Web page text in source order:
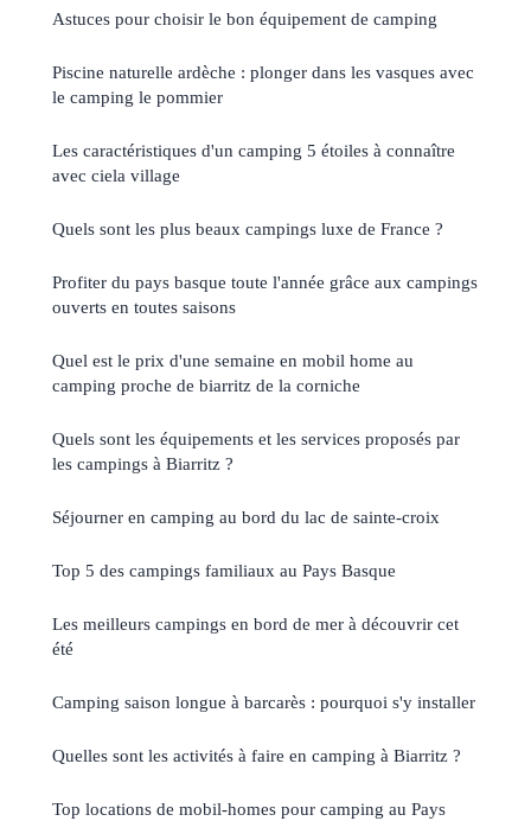
Astuces pour choisir le bon équipement de camping
Piscine naturelle ardèche : plonger dans les vasques avec
le camping le pommier
Les caractéristiques d'un camping 5 étoiles à connaître
avec ciela village
Quels sont les plus beaux campings luxe de France ?
Profiter du pays basque toute l'année grâce aux campings
ouverts en toutes saisons
Quel est le prix d'une semaine en mobil home au
camping proche de biarritz de la corniche
Quels sont les équipements et les services proposés par
les campings à Biarritz ?
Séjourner en camping au bord du lac de sainte-croix
Top 5 des campings familiaux au Pays Basque
Les meilleurs campings en bord de mer à découvrir cet
été
Camping saison longue à barcarès : pourquoi s'y installer
Quelles sont les activités à faire en camping à Biarritz ?
Top locations de mobil-homes pour camping au Pays